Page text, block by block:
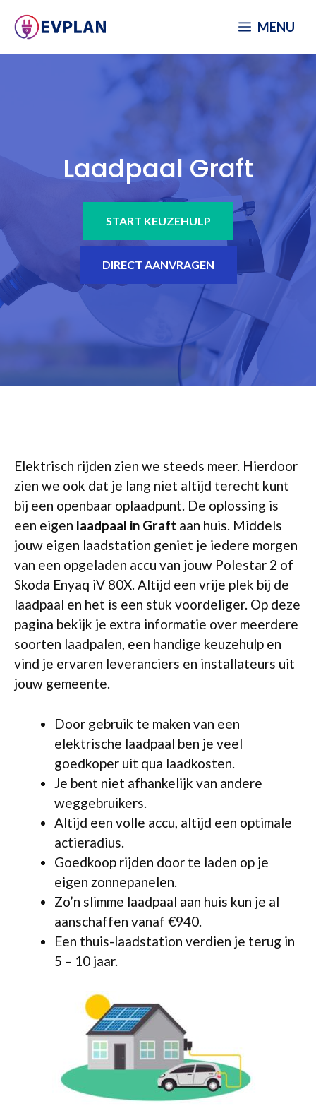
naar
MENU
Laadpaal Graft
START KEUZEHULP
DIRECT AANVRAGEN
Elektrisch rijden zien we steeds meer. Hierdoor
zien we ook dat je lang niet altijd terecht kunt
bij een openbaar oplaadpunt. De oplossing is
een eigen laadpaal in Graft aan huis. Middels
jouw eigen laadstation geniet je iedere morgen
van een opgeladen accu van jouw Polestar 2 of
Skoda Enyaq iV 80X. Altijd een vrije plek bij de
laadpaal en het is een stuk voordeliger. Op deze
pagina bekijk je extra informatie over meerdere
soorten laadpalen, een handige keuzehulp en
vind je ervaren leveranciers en installateurs uit
jouw gemeente.
Door gebruik te maken van een
elektrische laadpaal ben je veel
goedkoper uit qua laadkosten.
Je bent niet afhankelijk van andere
weggebruikers.
Altijd een volle accu, altijd een optimale
actieradius.
Goedkoop rijden door te laden op je
eigen zonnepanelen.
Zo’n slimme laadpaal aan huis kun je al
aanschaffen vanaf €940.
Een thuis-laadstation verdien je terug in
5 – 10 jaar.